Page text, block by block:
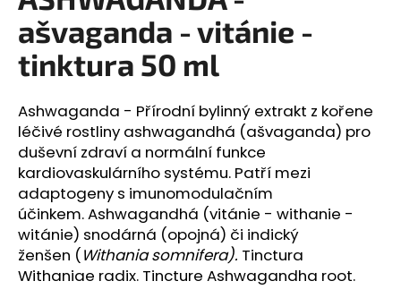
z
5
hvězdiček.
ašvaganda - vitánie -
tinktura 50 ml
Ashwaganda - Přírodní bylinný extrakt z kořene
léčivé rostliny ashwagandhá (ašvaganda) pro
duševní zdraví a normální funkce
kardiovaskulárního systému. Patří mezi
adaptogeny s imunomodulačním
účinkem. Ashwagandhá (vitánie - withanie -
witánie) snodárná (opojná) či indický
ženšen (Withania somnifera). Tinctura
Withaniae radix. Tincture Ashwagandha root.
a
j
í
?
HLEDAT
D